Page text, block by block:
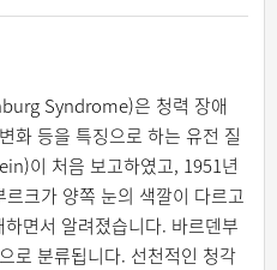
Syndrome)은 청력 장애
화 등을 특징으로 하는 유전 질
이 처음 보고하였고, 1951년
크가 양쪽 눈의 색깔이 다르고
면서 알려졌습니다. 바르덴부
로 분류됩니다. 선천적인 청각